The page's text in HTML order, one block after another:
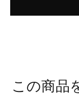
この商品